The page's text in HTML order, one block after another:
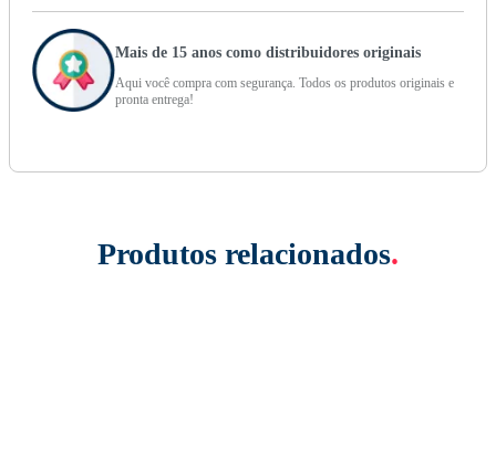
Mais de 15 anos como distribuidores originais
Aqui você compra com segurança. Todos os produtos originais e
pronta entrega!
Produtos relacionados.